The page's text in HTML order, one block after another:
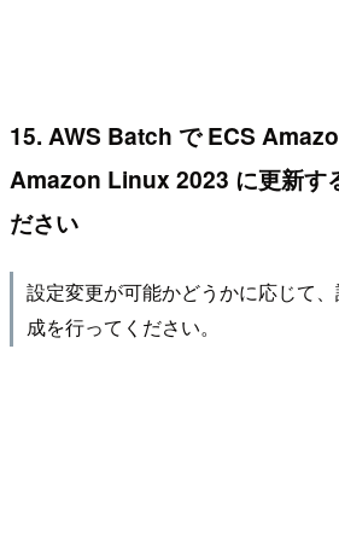
15. AWS Batch で ECS
Amazon Linux 2023 に更新す
ださい
設定変更が可能かどうかに応じて
成を行ってください。